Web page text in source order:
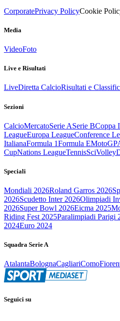
CorporatePrivacy PolicyCookie
Media
VideoFoto
Live e Risultati
LiveDiretta CalcioRisultati e
Sezioni
CalcioMercatoSerie ASerie BCoppa
LeagueEuropa LeagueConference
ItalianaFormula 1Formula EMotoGP
CupNations LeagueTennisSciVolley
Speciali
Mondiali 2026Roland Garros 2026
2026Scudetto Inter 2026Olimpiadi
2026Super Bowl 2026Eicma 2025
Riding Fest 2025Paralimpiadi Parigi
2024Euro 2024
Squadra Serie A
AtalantaBolognaCagliariComo
Seguici su